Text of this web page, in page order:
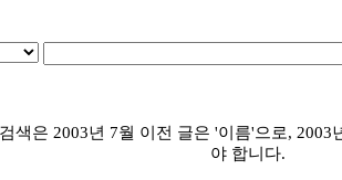
색은 2003년 7월 이전 글은 '이름'으로, 2003
야 합니다.